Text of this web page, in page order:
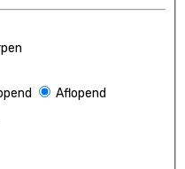
Aflopend